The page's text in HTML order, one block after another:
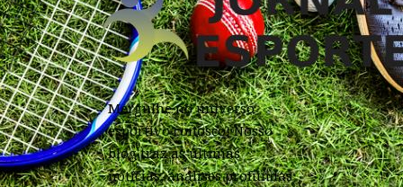
Mergulhe no universo
esportivo conosco! Nosso
blog traz as últimas
notícias, análises profundas